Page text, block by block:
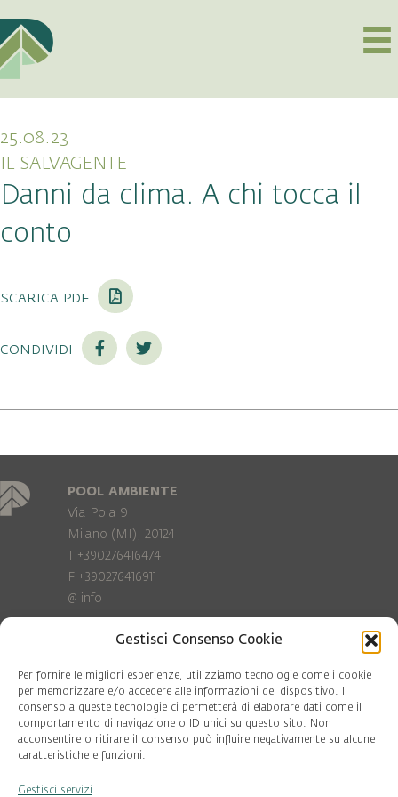
Gestisci Consenso Cookie
Per fornire le migliori esperienze, utilizziamo tecnologie come i cookie
per memorizzare e/o accedere alle informazioni del dispositivo. Il
consenso a queste tecnologie ci permetterà di elaborare dati come il
comportamento di navigazione o ID unici su questo sito. Non
acconsentire o ritirare il consenso può influire negativamente su alcune
caratteristiche e funzioni.
Gestisci servizi
25.08.23
IL SALVAGENTE
Danni da clima. A chi tocca il
conto
scarica pdf
condividi
POOL AMBIENTE
Via Pola 9
Milano (MI), 20124
T +390276416474
F +390276416911
@ info
Privacy Policy
Cookie policy
COD. FISC. 97081560159
P.IVA 06375640965
© Pool Ambiente 2026
DESIGN & DEVELOPMENT by